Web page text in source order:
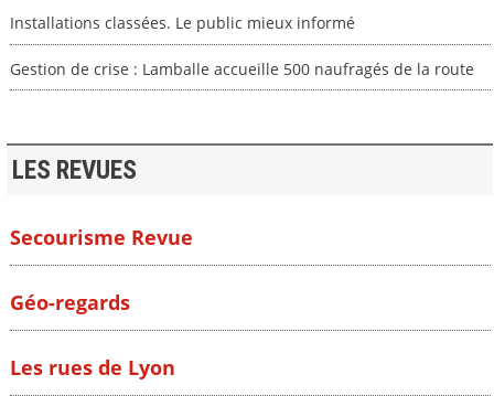
Installations classées. Le public mieux informé
Gestion de crise : Lamballe accueille 500 naufragés de la route
LES REVUES
Secourisme Revue
Géo-regards
Les rues de Lyon